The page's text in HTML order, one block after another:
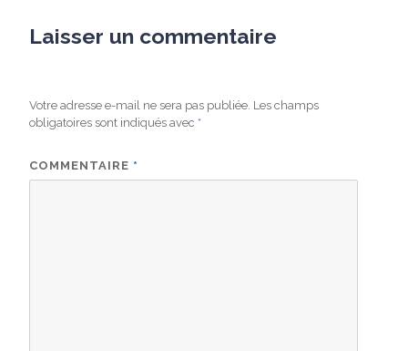
Laisser un commentaire
Votre adresse e-mail ne sera pas publiée. Les champs
obligatoires sont indiqués avec *
COMMENTAIRE *